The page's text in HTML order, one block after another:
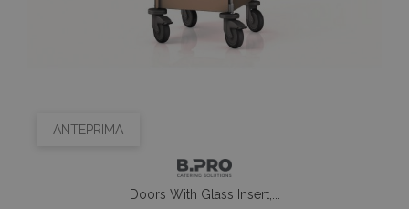
ANTEPRIMA
Doors With Glass Insert,...